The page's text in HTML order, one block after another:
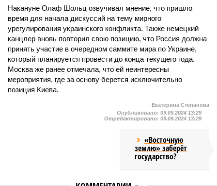
Накануне Олаф Шольц озвучивал мнение, что пришло
время для начала дискуссий на тему мирного
урегулирования украинского конфликта. Также немецкий
канцлер вновь повторил свою позицию, что Россия должна
принять участие в очередном саммите мира по Украине,
который планируется провести до конца текущего года.
Москва же ранее отмечала, что ей неинтересны
мероприятия, где за основу берется исключительно
позиция Киева.
Екатерина Степанова
Опубликовано: 09.09.2024 13:29
Отредактировано: 09.09.2024 13:29
«Восточную
землю» заберёт
государство?